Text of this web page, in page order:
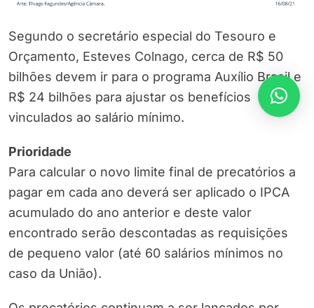
Segundo o secretário especial do Tesouro e
Orçamento, Esteves Colnago, cerca de R$ 50
bilhões devem ir para o programa Auxílio Brasil e
R$ 24 bilhões para ajustar os benefícios
vinculados ao salário mínimo.
Prioridade
Para calcular o novo limite final de precatórios a
pagar em cada ano deverá ser aplicado o IPCA
acumulado do ano anterior e deste valor
encontrado serão descontadas as requisições
de pequeno valor (até 60 salários mínimos no
caso da União).